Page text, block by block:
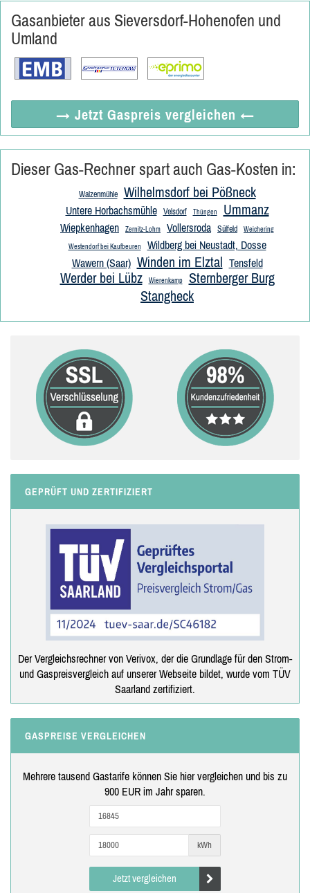
Gasanbieter aus Sieversdorf-Hohenofen und
Umland
→ Jetzt Gaspreis vergleichen ←
Dieser Gas-Rechner spart auch Gas-Kosten in:
Walzenmühle Wilhelmsdorf bei Pößneck
Untere Horbachsmühle Velsdorf Thüngen Ummanz
Wiepkenhagen Zernitz-Lohm Vollersroda Sülfeld Weichering
Westendorf bei Kaufbeuren
Wildberg bei Neustadt, Dosse
Wawern (Saar) Winden im Elztal Tensfeld
Werder bei Lübz Wierenkamp
Sternberger Burg
Stangheck
GEPRÜFT UND ZERTIFIZIERT
Der Vergleichsrechner von Verivox, der die Grundlage für den Strom-
und Gaspreisvergleich auf unserer Webseite bildet, wurde vom TÜV
Saarland zertifiziert.
GASPREISE VERGLEICHEN
Mehrere tausend Gastarife können Sie hier vergleichen und bis zu
900 EUR im Jahr sparen.
kWh
Jetzt vergleichen